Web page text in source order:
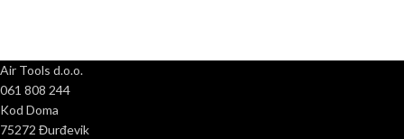
Air Tools d.o.o.
061 808 244
Kod Doma
75272 Đurđevik